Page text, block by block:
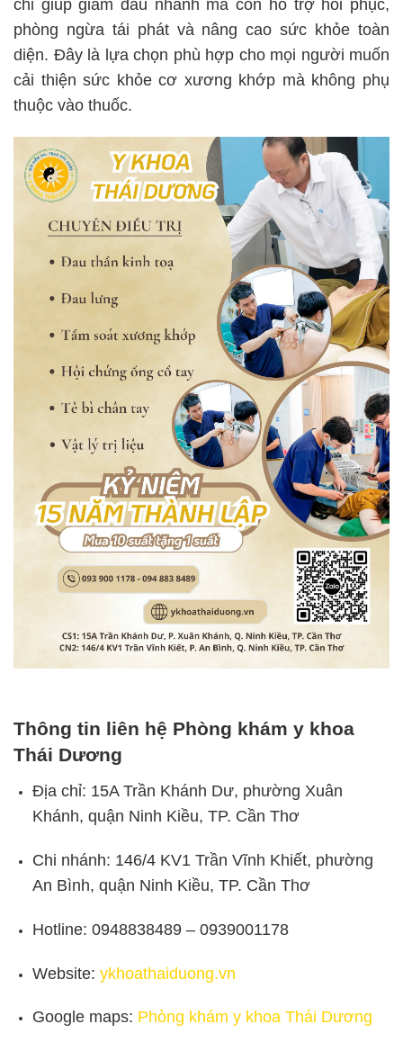
chỉ giúp giảm đau nhanh mà còn hỗ trợ hồi phục,
phòng ngừa tái phát và nâng cao sức khỏe toàn
diện. Đây là lựa chọn phù hợp cho mọi người muốn
cải thiện sức khỏe cơ xương khớp mà không phụ
thuộc vào thuốc.
Thông tin liên hệ Phòng khám y khoa
Thái Dương
Địa chỉ: 15A Trần Khánh Dư, phường Xuân
Khánh, quận Ninh Kiều, TP. Cần Thơ
Chi nhánh: 146/4 KV1 Trần Vĩnh Khiết, phường
An Bình, quận Ninh Kiều, TP. Cần Thơ
Hotline: 0948838489 – 0939001178
Website: ykhoathaiduong.vn
Google maps: Phòng khám y khoa Thái Dương